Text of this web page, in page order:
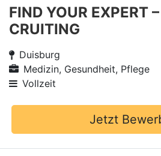
FIND YOUR EXPERT
CRUITING
Duisburg
Medizin, Gesundheit, Pflege
Vollzeit
Jetzt